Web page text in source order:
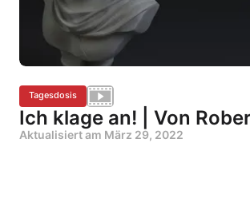
Tagesdosis
Ich klage an! | Von
Aktualisiert am März 29, 2022